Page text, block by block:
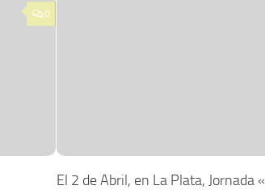
0
El 2 de Abril, en La Plata, Jornada